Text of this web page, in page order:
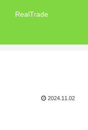
RealTrade
2024.11.02